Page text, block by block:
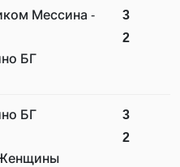
Мессина -
БГ
3
2
БГ
3
2